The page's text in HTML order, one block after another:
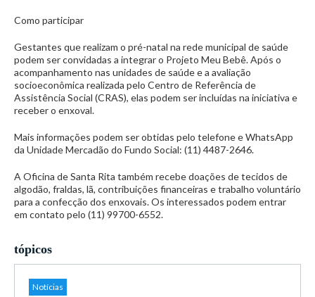
Como participar
Gestantes que realizam o pré-natal na rede municipal de saúde
podem ser convidadas a integrar o Projeto Meu Bebê. Após o
acompanhamento nas unidades de saúde e a avaliação
socioeconômica realizada pelo Centro de Referência de
Assistência Social (CRAS), elas podem ser incluídas na iniciativa e
receber o enxoval.
Mais informações podem ser obtidas pelo telefone e WhatsApp
da Unidade Mercadão do Fundo Social: (11) 4487-2646.
A Oficina de Santa Rita também recebe doações de tecidos de
algodão, fraldas, lã, contribuições financeiras e trabalho voluntário
para a confecção dos enxovais. Os interessados podem entrar
em contato pelo (11) 99700-6552.
tópicos
Notícias